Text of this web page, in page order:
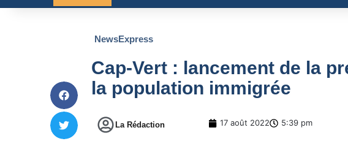
NewsExpress
Cap-Vert : lancement de la
la population immigrée
La Rédaction 17 août 2022 5:39 pm